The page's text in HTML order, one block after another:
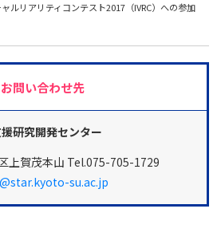
ルリアリティコンテスト2017（IVRC）への参加
お問い合わせ先
研究開発センター
上賀茂本山 Tel.075-705-1729
su.ac.jp